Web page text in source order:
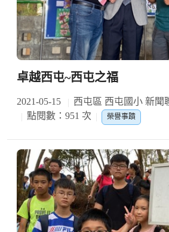
卓越西屯~西屯之福
2021-05-15
西屯區 西屯國小 新聞
點閱數：951 次
榮譽事蹟